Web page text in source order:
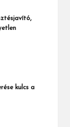
kulcs a